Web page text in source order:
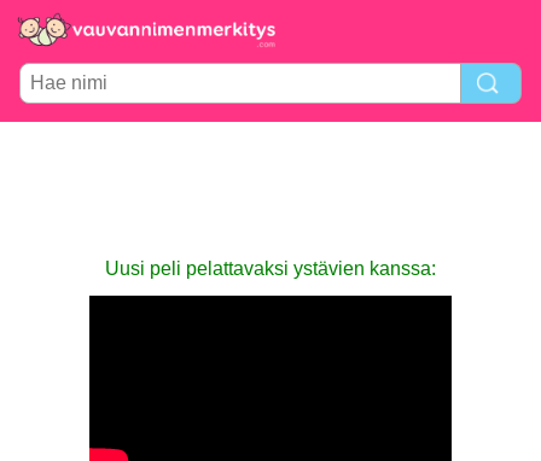
Uusi peli pelattavaksi ystävien kanssa: